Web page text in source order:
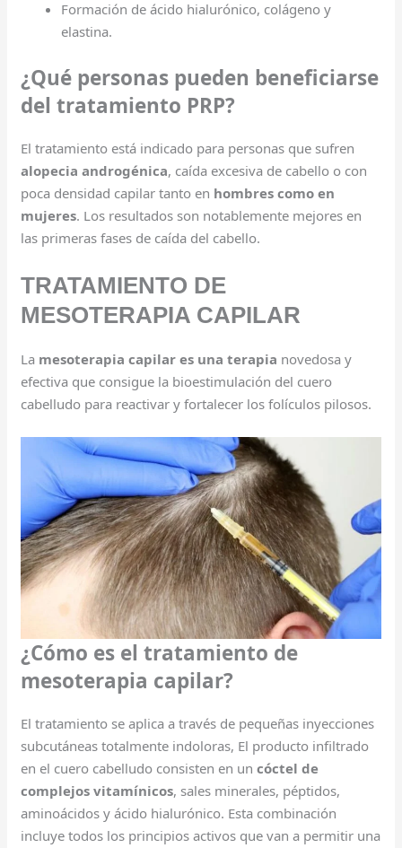
Formación de ácido hialurónico, colágeno y
elastina.
¿Qué personas pueden beneficiarse
del tratamiento PRP?
El tratamiento está indicado para personas que sufren
alopecia androgénica, caída excesiva de cabello o con
poca densidad capilar tanto en hombres como en
mujeres. Los resultados son notablemente mejores en
las primeras fases de caída del cabello.
TRATAMIENTO DE
MESOTERAPIA CAPILAR
La mesoterapia capilar es una terapia novedosa y
efectiva que consigue la bioestimulación del cuero
cabelludo para reactivar y fortalecer los folículos pilosos.
¿Cómo es el tratamiento de
mesoterapia capilar?
El tratamiento se aplica a través de pequeñas inyecciones
subcutáneas totalmente indoloras, El producto infiltrado
en el cuero cabelludo consisten en uncóctel de
complejos vitamínicos, sales minerales, péptidos,
aminoácidos y ácido hialurónico. Esta combinación
incluye todos los principios activos que van a permitir una